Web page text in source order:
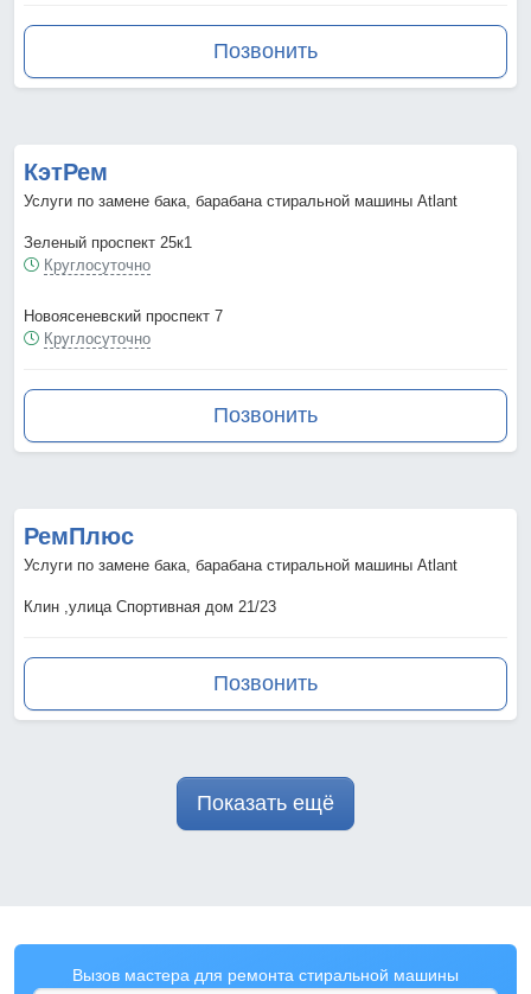
Позвонить
КэтРем
Услуги по замене бака, барабана стиральной машины Atlant
Зеленый проспект 25к1
Круглосуточно
Новоясеневский проспект 7
Круглосуточно
Позвонить
РемПлюс
Услуги по замене бака, барабана стиральной машины Atlant
Клин ,улица Спортивная дом 21/23
Позвонить
Показать ещё
Вызов мастера для ремонта стиральной машины